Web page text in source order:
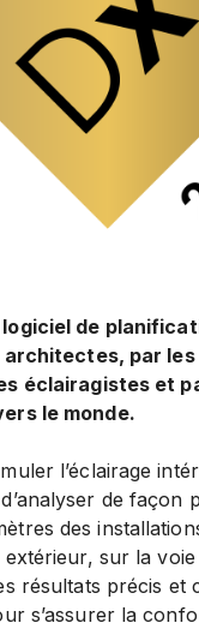
de
architectes, par
éclairagistes et
le monde.
l’éclairage
de façon
des
sur la
résultats précis et
s’assurer la